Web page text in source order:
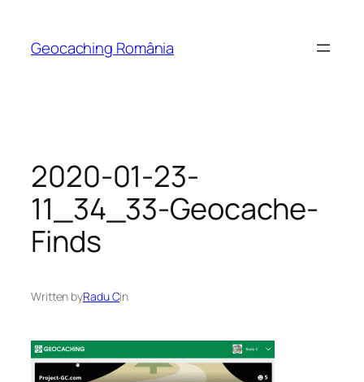
content
Geocaching România
2020-01-23-
11_34_33-Geocache-
Finds
Written byRadu Cin